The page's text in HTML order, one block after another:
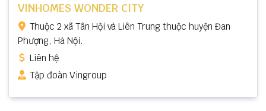
VINHOMES WONDER CITY
Thuộc 2 xã Tân Hội và Liên Trung thuộc huyện Đan
Phượng, Hà Nội.
Liên hệ
Tập đoàn Vingroup